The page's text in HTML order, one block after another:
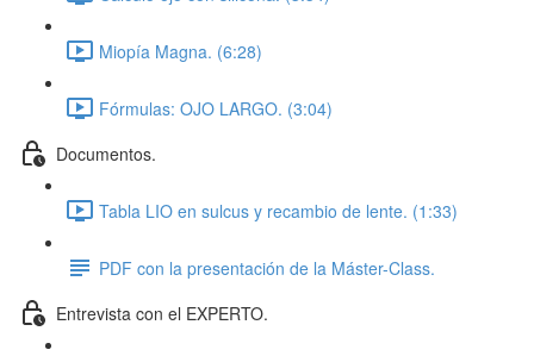
Miopía Magna. (6:28)
Fórmulas: OJO LARGO. (3:04)
Documentos.
Tabla LIO en sulcus y recambio de lente. (1:33)
PDF con la presentación de la Máster-Class.
Entrevista con el EXPERTO.